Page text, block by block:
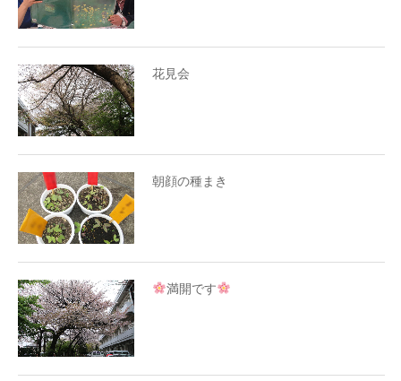
花見会
朝顔の種まき
満開です